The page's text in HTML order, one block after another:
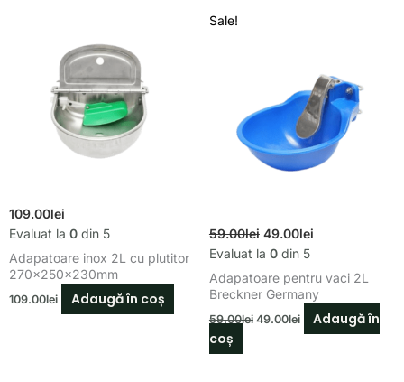
109.00lei
Evaluat la 0 din 5
Adapatoare inox 2L cu plutitor
270x250x230mm
109.00lei Adaugă în coș
Sale!
59.00lei
fost:
59.00lei.
49.00lei
este:
49.00lei.
Evaluat la 0din 5
Adapatoare pentru vaci 2L
Breckner Germany
59.00lei 49.00lei
Adaugă în
coș